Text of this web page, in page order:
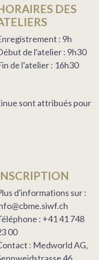
DES
: 9h
de l'atelier : 9h30
de l'atelier : 16h30
sont attribués pour
d'informations sur :
: +41 41 748
00
: Medworld AG,